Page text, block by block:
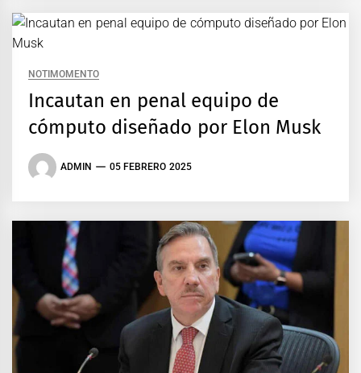
NOTIMOMENTO
Incautan en penal equipo de
cómputo diseñado por Elon Musk
ADMIN 05 FEBRERO 2025